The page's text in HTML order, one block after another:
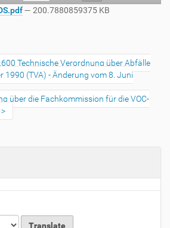
— 200.7880859375 KB
Technische Verordnung über Abfälle
1990 (TVA) - Änderung vom 8. Juni
über die Fachkommission für die VOC-